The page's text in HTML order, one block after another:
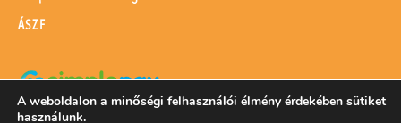
ÁSZF
A weboldalon a minőségi felhasználói élmény érdekében sütiket
használunk.